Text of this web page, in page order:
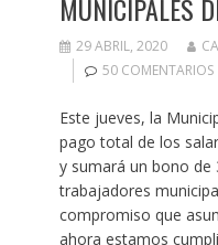
MUNICIPALES
29 ABRIL, 2020
50 COMENTARIOS
Este jueves, la
pago total de los
y sumará un bono de
trabajadores
compromiso que
ahora estamos